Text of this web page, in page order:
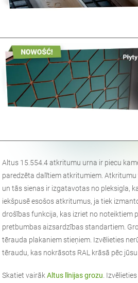
Altus 15.554.4 atkritumu urna ir piecu
paredzēta dalītiem atkritumiem. Atkritumu
un tās sienas ir izgatavotas no pleksigla,
iekšpusē esošos atkritumus, ja tiek
drošības funkcija, kas izriet no noteiktiem
pretbumbas aizsardzības standartiem.
tērauda plakaniem stieņiem. Izvēlieties
tēraudu, kas nokrāsots RAL krāsā pēc jūsu
Skatiet vairākAltus līnijas grozu .